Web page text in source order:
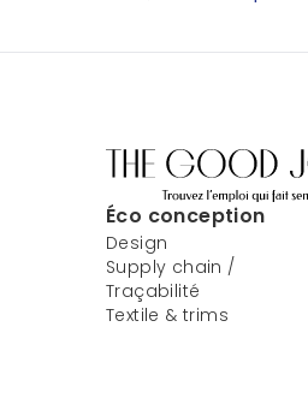
Éco conception
Design
Supply chain /
Traçabilité
Textile & trims